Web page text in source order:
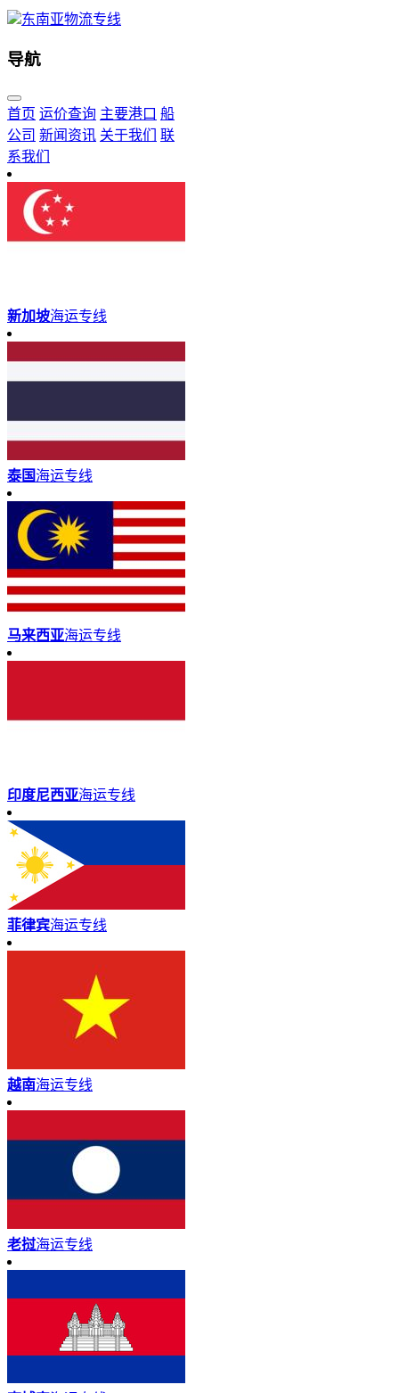
东南亚物流专线
导航
首页 运价查询 主要港口 船
公司 新闻资讯 关于我们
联
系我们
新加坡海运专线
泰国海运专线
马来西亚海运专线
印度尼西亚海运专线
菲律宾海运专线
越南海运专线
老挝海运专线